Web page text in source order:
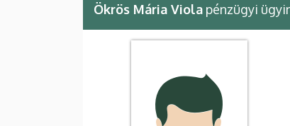
Ökrös Mária Viola pénzügyi